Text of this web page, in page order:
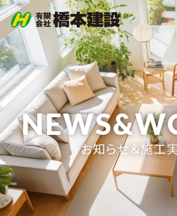
お知らせ＆施工